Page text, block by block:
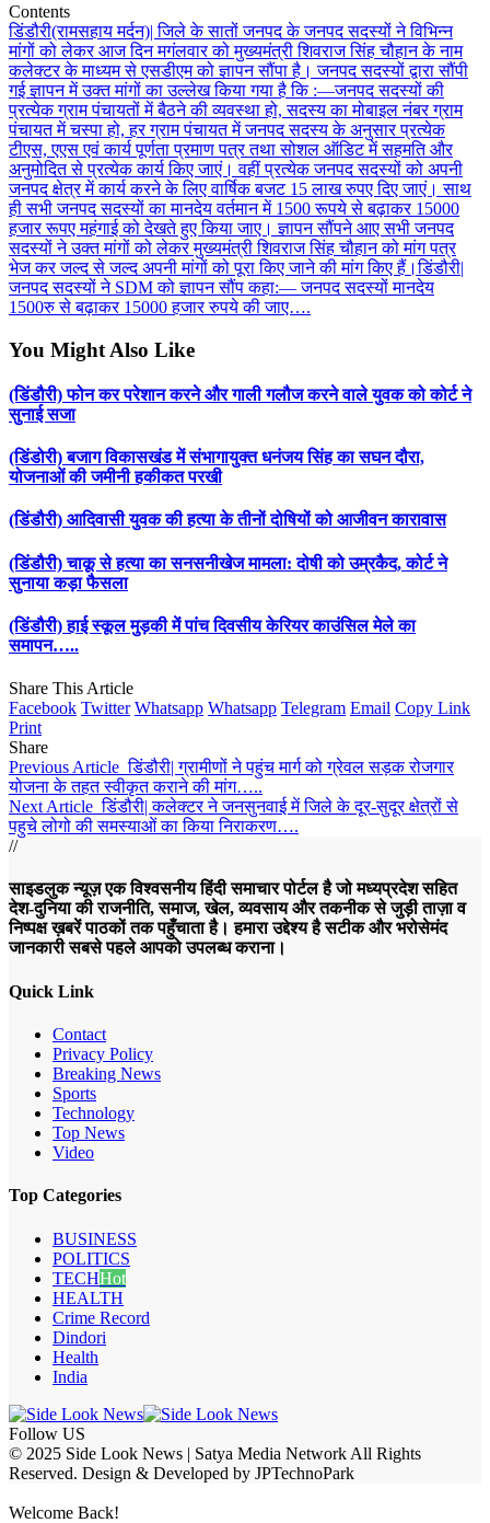
Contents
डिंडौरी(रामसहाय मर्दन)| जिले के सातों जनपद के जनपद सदस्यों ने विभिन्न
मांगों को लेकर आज दिन मगंलवार को मुख्यमंत्री शिवराज सिंह चौहान के नाम
कलेक्टर के माध्यम से एसडीएम को ज्ञापन सौंपा है। जनपद सदस्यों द्वारा सौंपी
गई ज्ञापन में उक्त मांगों का उल्लेख किया गया है कि :—जनपद सदस्यों की
प्रत्येक ग्राम पंचायतों में बैठने की व्यवस्था हो, सदस्य का मोबाइल नंबर ग्राम
पंचायत में चस्पा हो, हर ग्राम पंचायत में जनपद सदस्य के अनुसार प्रत्येक
टीएस, एएस एवं कार्य पूर्णता प्रमाण पत्र तथा सोशल ऑडिट में सहमति और
अनुमोदित से प्रत्येक कार्य किए जाएं। वहीं प्रत्येक जनपद सदस्यों को अपनी
जनपद क्षेत्र में कार्य करने के लिए वार्षिक बजट 15 लाख रुपए दिए जाएं। साथ
ही सभी जनपद सदस्यों का मानदेय वर्तमान में 1500 रूपये से बढ़ाकर 15000
हजार रूपए महंगाई को देखते हुए किया जाए। ज्ञापन सौंपने आए सभी जनपद
सदस्यों ने उक्त मांगों को लेकर मुख्यमंत्री शिवराज सिंह चौहान को मांग पत्र
भेज कर जल्द से जल्द अपनी मांगों को पूरा किए जाने की मांग किए हैं।डिंडौरी|
जनपद सदस्यों ने SDM को ज्ञापन सौंप कहा:― जनपद सदस्यों मानदेय
1500रु से बढ़ाकर 15000 हजार रुपये की जाए….
You Might Also Like
(डिंडौरी) फोन कर परेशान करने और गाली गलौज करने वाले युवक को कोर्ट ने
सुनाई सजा
(डिंडोरी) बजाग विकासखंड में संभागायुक्त धनंजय सिंह का सघन दौरा,
योजनाओं की जमीनी हकीकत परखी
(डिंडौरी) आदिवासी युवक की हत्या के तीनों दोषियों को आजीवन कारावास
(डिंडौरी) चाकू से हत्या का सनसनीखेज मामला: दोषी को उम्रकैद, कोर्ट ने
सुनाया कड़ा फैसला
(डिंडौरी) हाई स्कूल मुड़की में पांच दिवसीय केरियर काउंसिल मेले का
समापन…..
Share This Article
Facebook Twitter Whatsapp Whatsapp Telegram Email Copy Link
Print
Share
Previous Article डिंडौरी| ग्रामीणों ने पहुंच मार्ग को ग्रेवल सड़क रोजगार
योजना के तहत स्वीकृत कराने की मांग…..
Next Article डिंडौरी| कलेक्टर ने जनसुनवाई में जिले के दूर-सुदूर क्षेत्रों से
पहुचे लोगो की समस्याओं का किया निराकरण….
//
साइडलुक न्यूज़ एक विश्वसनीय हिंदी समाचार पोर्टल है जो मध्यप्रदेश सहित
देश-दुनिया की राजनीति, समाज, खेल, व्यवसाय और तकनीक से जुड़ी ताज़ा व
निष्पक्ष ख़बरें पाठकों तक पहुँचाता है। हमारा उद्देश्य है सटीक और भरोसेमंद
जानकारी सबसे पहले आपको उपलब्ध कराना।
Quick Link
Contact
Privacy Policy
Breaking News
Sports
Technology
Top News
Video
Top Categories
BUSINESS
POLITICS
TECHHot
HEALTH
Crime Record
Dindori
Health
India
Follow US
© 2025 Side Look News | Satya Media Network All Rights
Reserved. Design & Developed by JPTechnoPark
Welcome Back!